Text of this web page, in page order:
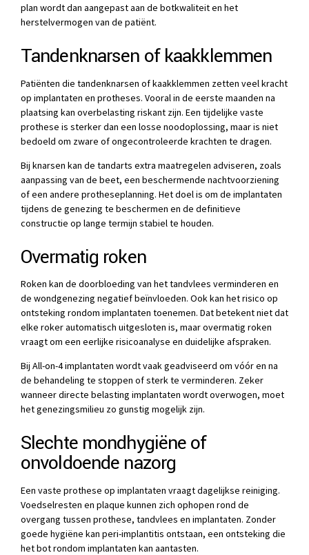
plan wordt dan aangepast aan de botkwaliteit en het
herstelvermogen van de patiënt.
Tandenknarsen of kaakklemmen
Patiënten die tandenknarsen of kaakklemmen zetten veel kracht
op implantaten en protheses. Vooral in de eerste maanden na
plaatsing kan overbelasting riskant zijn. Een tijdelijke vaste
prothese is sterker dan een losse noodoplossing, maar is niet
bedoeld om zware of ongecontroleerde krachten te dragen.
Bij knarsen kan de tandarts extra maatregelen adviseren, zoals
aanpassing van de beet, een beschermende nachtvoorziening
of een andere protheseplanning. Het doel is om de implantaten
tijdens de genezing te beschermen en de definitieve
constructie op lange termijn stabiel te houden.
Overmatig roken
Roken kan de doorbloeding van het tandvlees verminderen en
de wondgenezing negatief beïnvloeden. Ook kan het risico op
ontsteking rondom implantaten toenemen. Dat betekent niet dat
elke roker automatisch uitgesloten is, maar overmatig roken
vraagt om een eerlijke risicoanalyse en duidelijke afspraken.
Bij All-on-4 implantaten wordt vaak geadviseerd om vóór en na
de behandeling te stoppen of sterk te verminderen. Zeker
wanneer directe belasting implantaten wordt overwogen, moet
het genezingsmilieu zo gunstig mogelijk zijn.
Slechte mondhygiëne of
onvoldoende nazorg
Een vaste prothese op implantaten vraagt dagelijkse reiniging.
Voedselresten en plaque kunnen zich ophopen rond de
overgang tussen prothese, tandvlees en implantaten. Zonder
goede hygiëne kan peri-implantitis ontstaan, een ontsteking die
het bot rondom implantaten kan aantasten.